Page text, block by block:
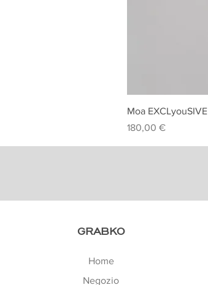
Moa EXCLyouSIVE
Prezzo
180,00 €
GRABKO
Home
Negozio